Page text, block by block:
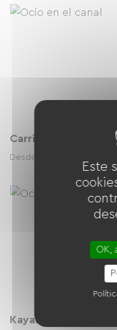
Carriole
Desde
Kayak tibou
Este
OK,